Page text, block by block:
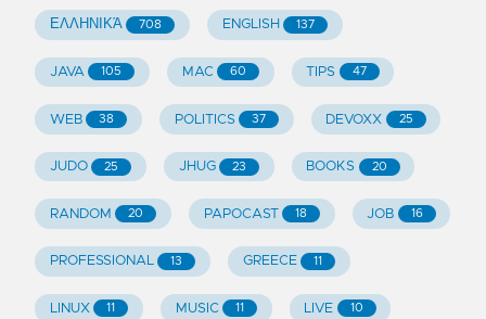
ΕΛΛΗΝΙΚΆ 708 ENGLISH 137
JAVA 105 MAC 60 TIPS 47
WEB 38 POLITICS 37 DEVOXX 25
JUDO 25 JHUG 23 BOOKS 20
RANDOM 20 PAPOCAST 18 JOB 16
PROFESSIONAL 13 GREECE 11
LINUX 11 MUSIC 11 LIVE 10